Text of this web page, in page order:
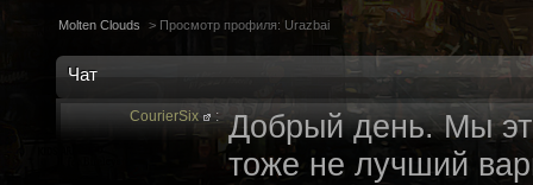
Molten Clouds > Просмотр профиля: Urazbai
Чат
CourierSix : Добрый день. Мы
тоже не лучший